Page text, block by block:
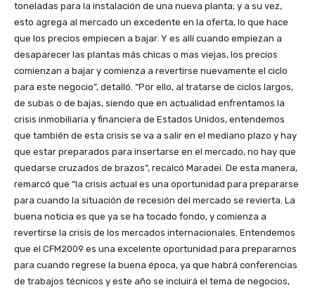
toneladas para la instalación de una nueva planta; y a su vez,
esto agrega al mercado un excedente en la oferta, lo que hace
que los precios empiecen a bajar. Y es allí cuando empiezan a
desaparecer las plantas más chicas o mas viejas, los precios
comienzan a bajar y comienza a revertirse nuevamente el ciclo
para este negocio”, detalló. “Por ello, al tratarse de ciclos largos,
de subas o de bajas, siendo que en actualidad enfrentamos la
crisis inmobiliaria y financiera de Estados Unidos, entendemos
que también de esta crisis se va a salir en el mediano plazo y hay
que estar preparados para insertarse en el mercado, no hay que
quedarse cruzados de brazos”, recalcó Maradei. De esta manera,
remarcó que “la crisis actual es una oportunidad para prepararse
para cuando la situación de recesión del mercado se revierta. La
buena noticia es que ya se ha tocado fondo, y comienza a
revertirse la crisis de los mercados internacionales. Entendemos
que el CFM2009 es una excelente oportunidad para prepararnos
para cuando regrese la buena época, ya que habrá conferencias
de trabajos técnicos y este año se incluirá el tema de negocios,